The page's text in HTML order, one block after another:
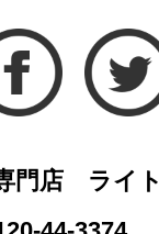
門店 ライ